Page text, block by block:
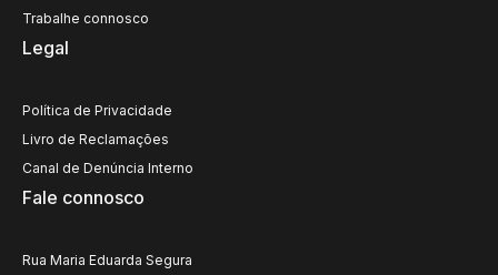
Trabalhe connosco
Legal
Política de Privacidade
Livro de Reclamações
Canal de Denúncia Interno
Fale connosco
Rua Maria Eduarda Segura